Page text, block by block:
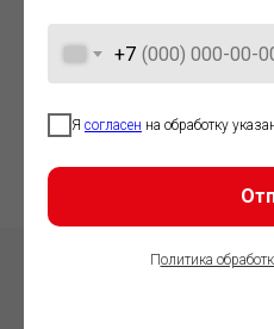
+7
Я согласен на обработку
Политика